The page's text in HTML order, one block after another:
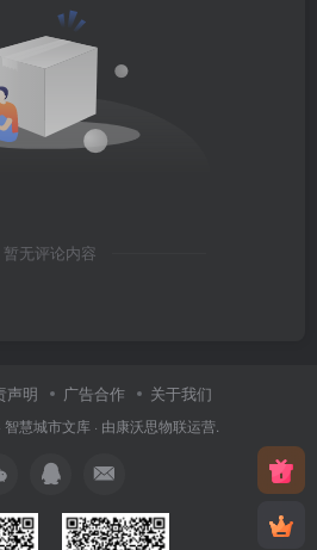
暂无评论内容
声明 广告合作 关于我们
智慧城市文库 · 由康沃思物联运营.